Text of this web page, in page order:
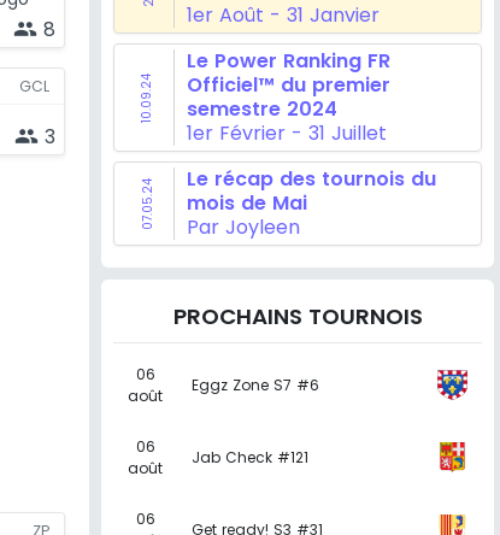
people 8
GCL
people 3
ZP
1er Août - 31 Janvier
10.09.24
Le Power Ranking FR
Officiel™ du premier
semestre 2024
1er Février - 31 Juillet
07.05.24
Le récap des tournois du
mois de Mai
Par Joyleen
PROCHAINS TOURNOIS
06
août
Eggz Zone S7 #6
06
août
Jab Check #121
06
Get ready! S3 #31